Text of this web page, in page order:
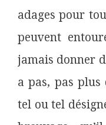
adages pour
peuvent
jamais donner
a pas, pas plus
tel ou tel